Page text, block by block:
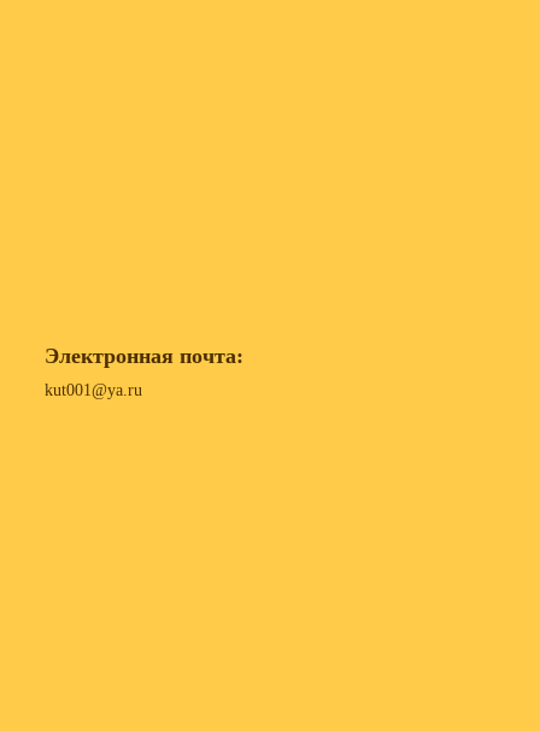
Электронная почта:
kut001@ya.ru